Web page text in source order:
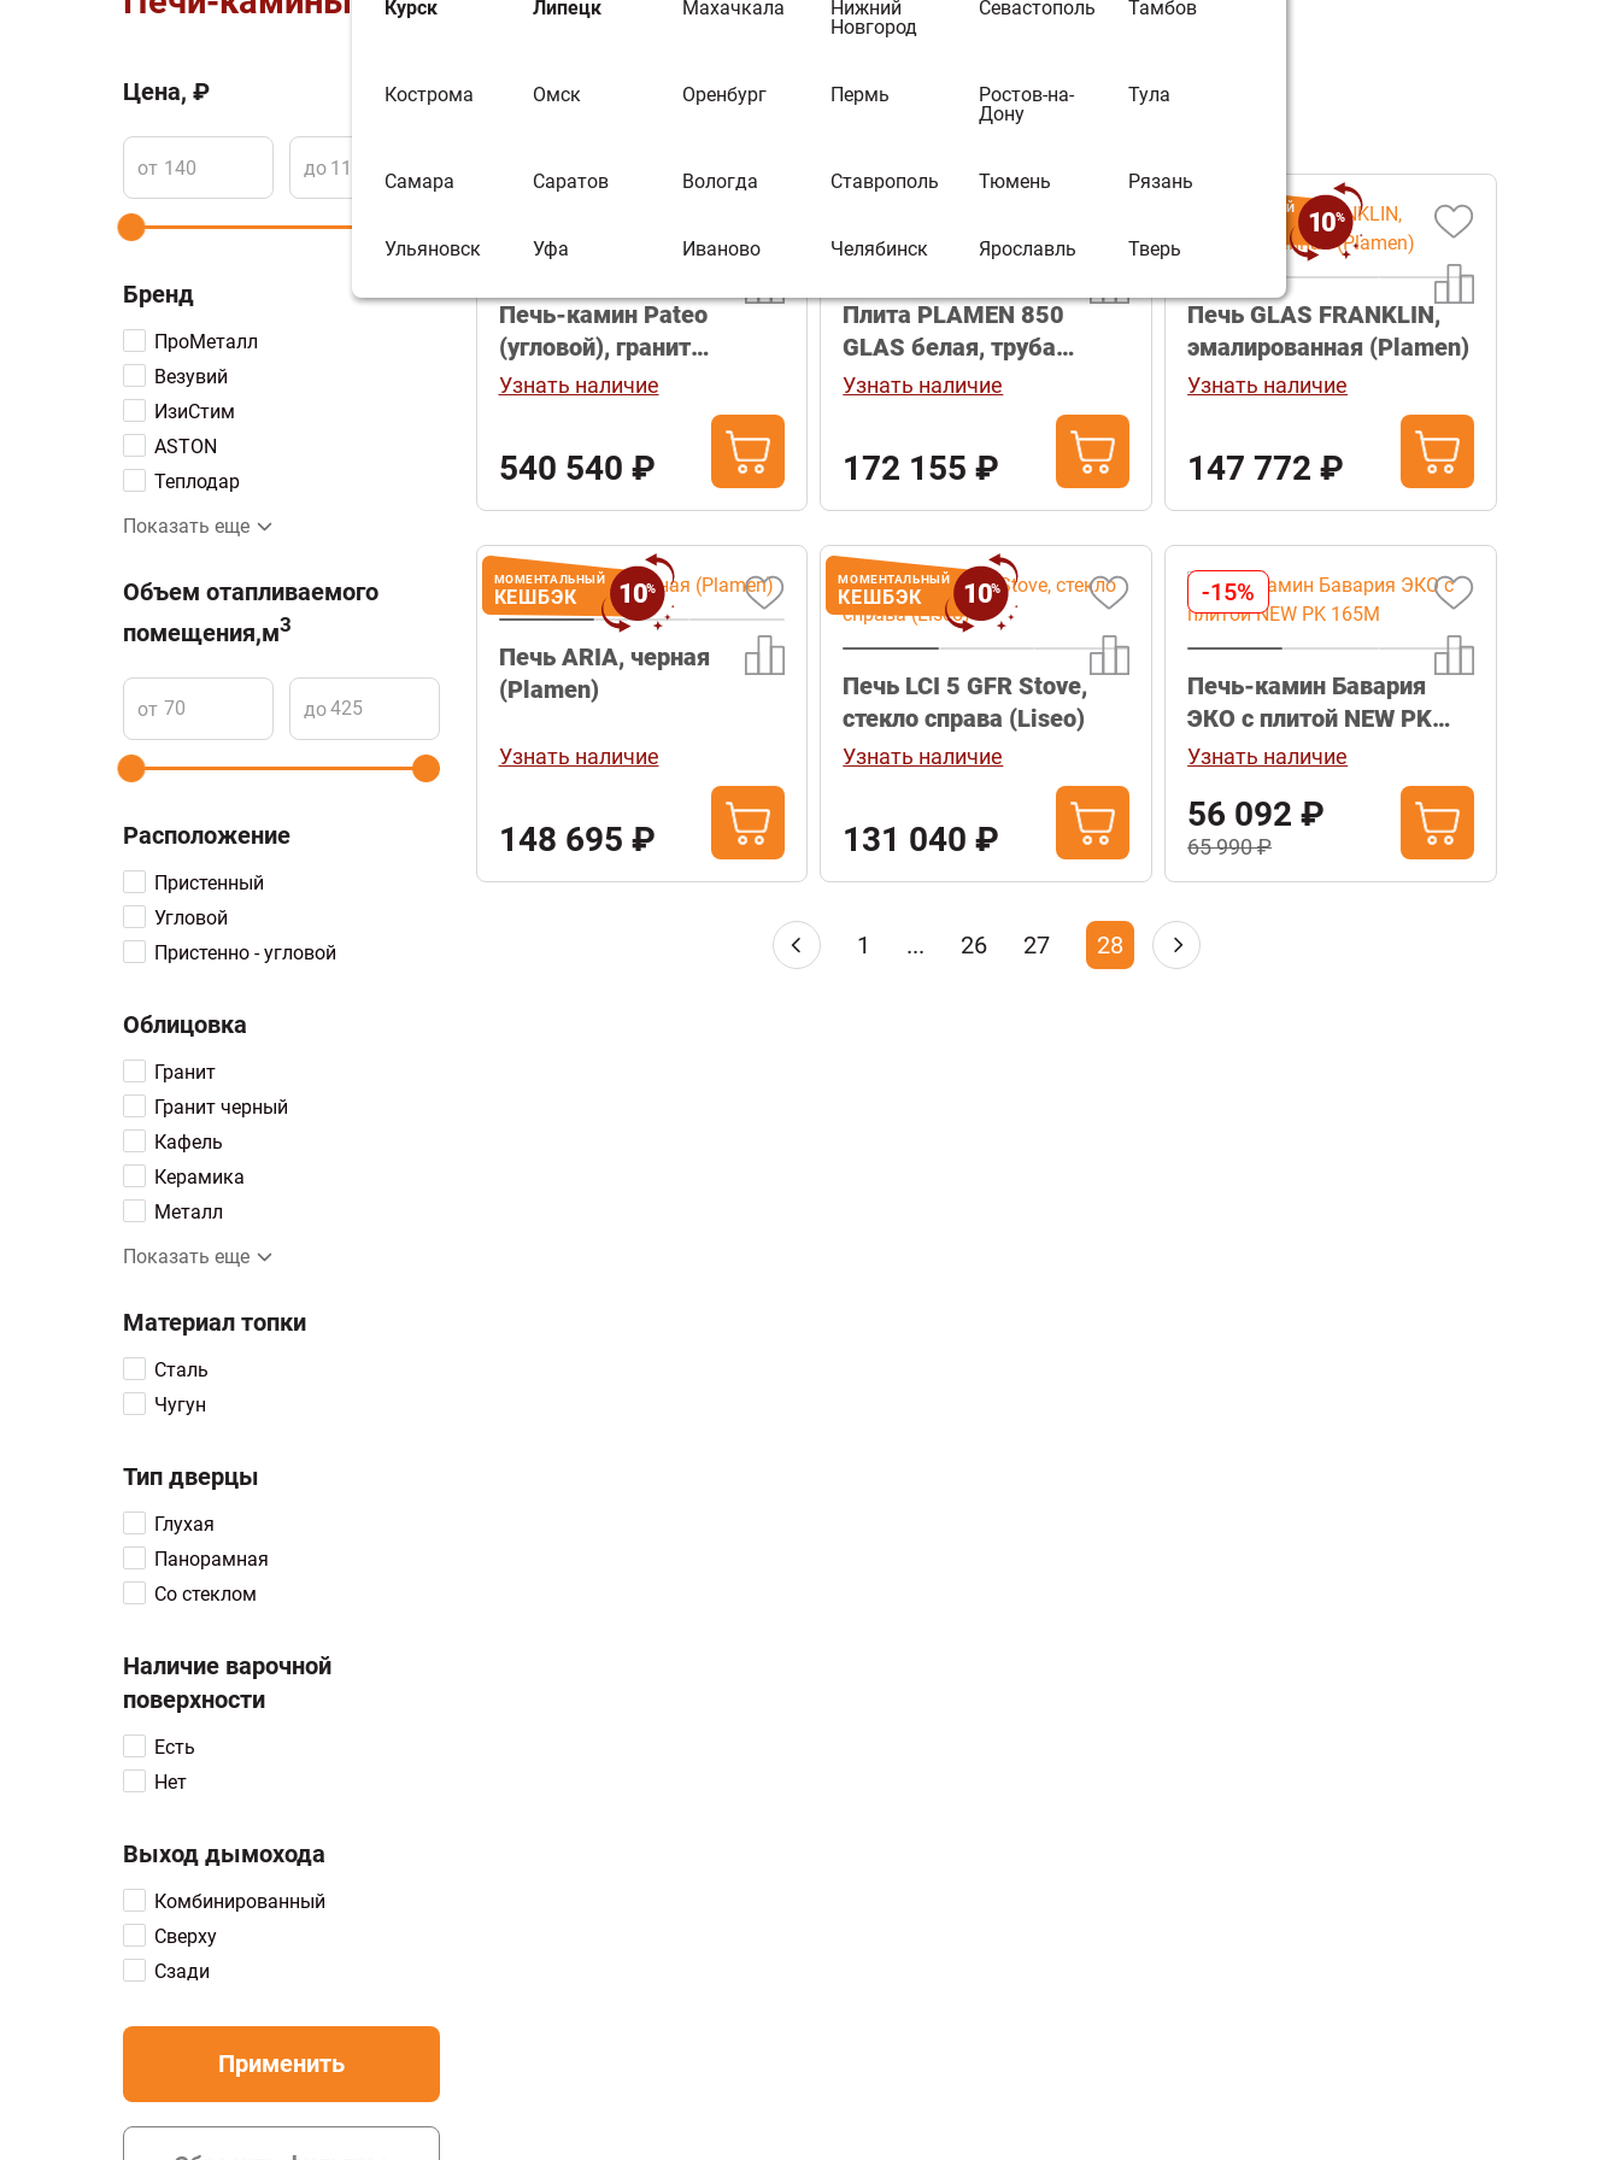
Курск Липецк Махачкала
Нижний
Новгород
Севастополь Тамбов
Кострома Омск Оренбург Пермь
Ростов-на-
Дону
Тула
Самара Саратов Вологда Ставрополь Тюмень Рязань
Ульяновск Уфа Иваново Челябинск Ярославль Тверь
Цена, ₽
от до
Бренд
ПроМеталл
Везувий
ИзиСтим
ASTON
Теплодар
Березка
Этна
Kratki
Plamen
Thorma
Показать еще
Объем отапливаемого
помещения,м3
от до
Расположение
Пристенный
Угловой
Пристенно - угловой
Облицовка
Гранит
Гранит черный
Кафель
Керамика
Металл
Сиенит
Тальк
Чугун
Амфиболит
Пироксенит
Эмаль
Показать еще
Материал топки
Сталь
Чугун
Тип дверцы
Глухая
Панорамная
Со стеклом
Наличие варочной
поверхности
Есть
Нет
Выход дымохода
Комбинированный
Сверху
Сзади
Сортировка: Популярные
Печь-камин Pateo
(угловой), гранит
черный, правый
Узнать наличие
540 540 ₽
Плита PLAMEN 850
GLAS белая, труба
справа (Plamen)
Узнать наличие
172 155 ₽
МОМЕНТАЛЬНЫЙ 10%
Печь GLAS FRANKLIN,
эмалированная (Plamen)
Узнать наличие
147 772 ₽
МОМЕНТАЛЬНЫЙ
КЕШБЭК 10%
Печь ARIA, черная
(Plamen)
Узнать наличие
148 695 ₽
МОМЕНТАЛЬНЫЙ
КЕШБЭК 10%
Печь LCI 5 GFR Stove,
стекло справа (Liseo)
Узнать наличие
131 040 ₽
-15%
Печь-камин Бавария
ЭКО с плитой NEW PK
165М
Узнать наличие
56 092 ₽
65 990 ₽
1 ... 26 27 28